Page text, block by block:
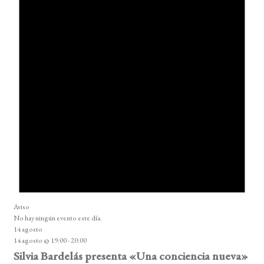
Aviso
No hay ningún evento este día.
14 agosto
14 agosto @ 19:00-20:00
Silvia Bardelás presenta «Una conciencia nueva»